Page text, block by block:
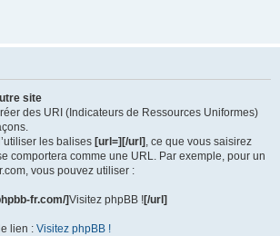
site
des URI (Indicateurs de Ressources Uniformes)
les balises [url=][/url] , ce que vous saisirez
comportera comme une URL. Par exemple, pour un
vous pouvez utiliser :
fr.com/]Visitez phpBB ![/url]
lien : Visitez phpBB !